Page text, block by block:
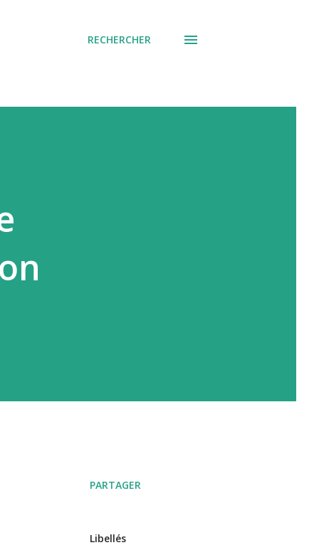
RECHERCHER
PARTAGER
Libellés